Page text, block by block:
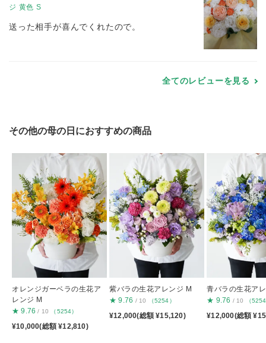
ジ 黄色 S
送った相手が喜んでくれたので。
全てのレビューを見る
その他の母の日におすすめの商品
オレンジガーベラの生花ア
レンジ M
★ 9.76 / 10 （5254）
¥10,000(総額 ¥12,810)
紫バラの生花アレンジ M
★ 9.76 / 10 （5254）
¥12,000(総額 ¥15,120)
青バラの生花ア
★ 9.76 / 10 （
¥12,000(総額